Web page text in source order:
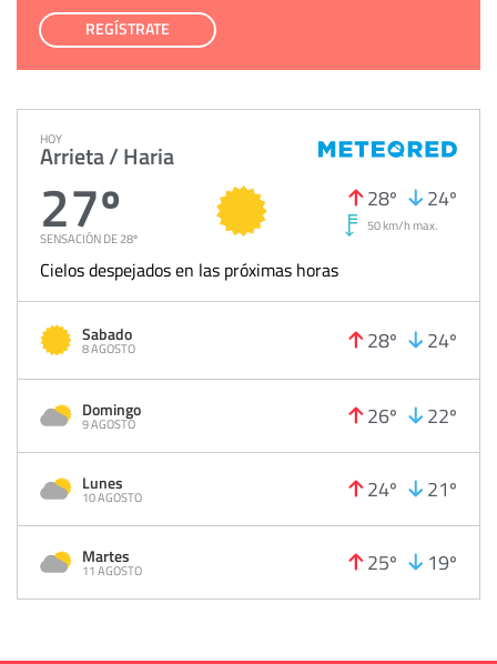
REGÍSTRATE
HOY
Arrieta / Haria
27º
SENSACIÓN DE 28º
28º 24º
50 km/h max.
Cielos despejados en las próximas horas
Sabado
8 AGOSTO 28º 24º
Domingo
9 AGOSTO 26º 22º
Lunes
10 AGOSTO 24º 21º
Martes
11 AGOSTO 25º 19º